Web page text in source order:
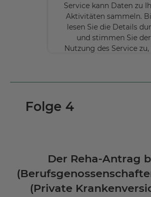
Service kann Daten zu
Aktivitäten sammeln.
lesen Sie die Details
und stimmen Sie der
Nutzung des Service
Folge 4
Der Reha-Antrag
(Private